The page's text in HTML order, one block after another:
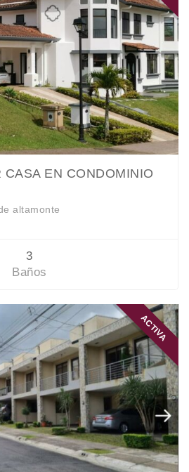
CASA EN CONDOMINIO
altamonte
3
Baños
ACTIVA